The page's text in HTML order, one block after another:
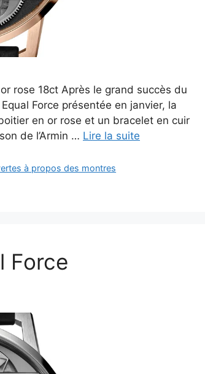
rose 18ct Après le grand succès du
Force présentée en janvier, la
en or rose et un bracelet en cuir
de l’Armin … Lire la suite
à propos des montres
Force